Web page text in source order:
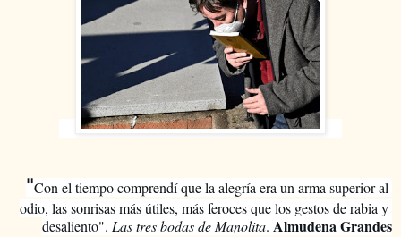
"Con el tiempo comprendí que la alegría era un arma superior al
odio, las sonrisas más útiles, más feroces que los gestos de rabia y
desaliento". Las tres bodas de Manolita. Almudena Grandes